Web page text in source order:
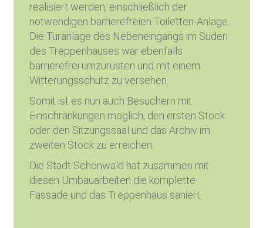
realisiert werden, einschließlich der
notwendigen barrierefreien Toiletten-Anlage.
Die Türanlage des Nebeneingangs im Süden
des Treppenhauses war ebenfalls
barrierefrei umzurüsten und mit einem
Witterungsschutz zu versehen.
Somit ist es nun auch Besuchern mit
Einschränkungen möglich, den ersten Stock
oder den Sitzungssaal und das Archiv im
zweiten Stock zu erreichen.
Die Stadt Schönwald hat zusammen mit
diesen Umbauarbeiten die komplette
Fassade und das Treppenhaus saniert.